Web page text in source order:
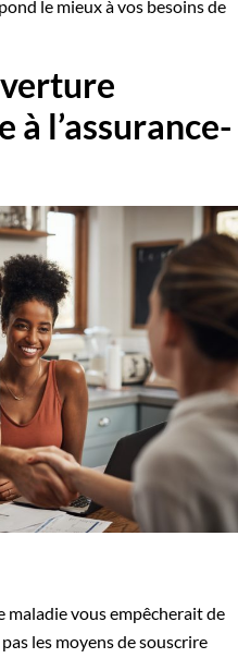
le mieux à vos besoins de
à l’assurance-
maladie vous empêcherait de
les moyens de souscrire